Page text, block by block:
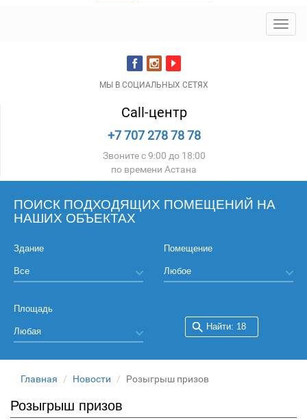
МЫ В СОЦИАЛЬНЫХ СЕТЯХ
Call-центр
+7 707 278 78 78
Звоните с 9:00 до 18:00
по времени Астана
ПОИСК ПОДХОДЯЩИХ ПОМЕЩЕНИЙ НА
НАШИХ ОБЪЕКТАХ
Здание Помещение
Площадь
Главная Новости Розыгрыш призов
Розыгрыш призов